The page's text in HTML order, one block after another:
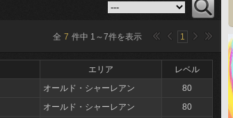
全 7 件中 1 ～7件を表示 1
エリア
レベル
オールド・シャーレアン
80
オールド・シャーレアン
80